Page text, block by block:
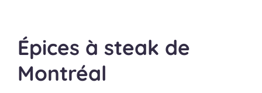
Épices à steak de
Montréal